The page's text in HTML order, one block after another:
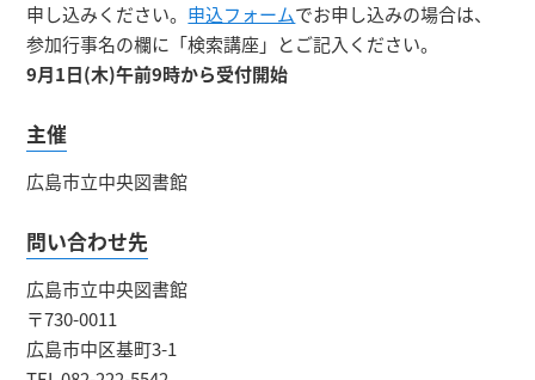
申し込みください。 申込フォームでお申し込みの場合は、
参加行事名の欄に「検索講座」とご記入ください。
9月1日(木)午前9時から受付開始
主催
広島市立中央図書館
問い合わせ先
広島市立中央図書館
〒730-0011
広島市中区基町3-1